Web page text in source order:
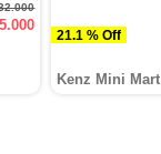
21.1 % Off
Kenz Mini Mart